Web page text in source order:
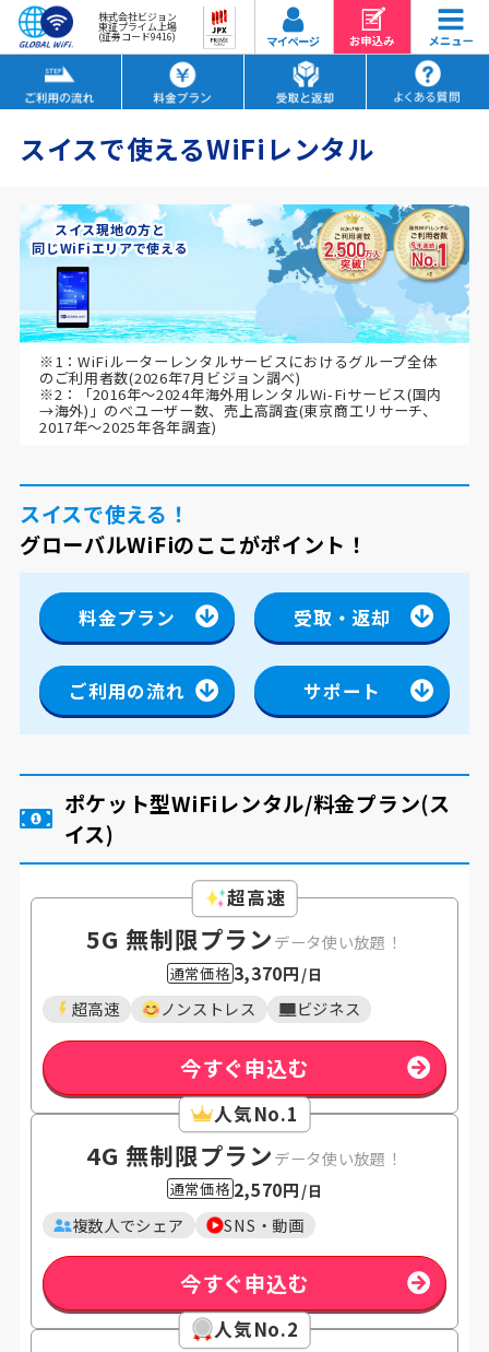
株式会社ビジョン
東証プライム上場
(証券コード9416)
スイスで使えるWiFiレンタル
スイス現地の方と
同じWiFiエリアで使える
※1：WiFiルーターレンタルサービスにおけるグループ全体
のご利用者数(2026年7月ビジョン調べ)
※2：「2016年～2024年海外用レンタルWi-Fiサービス(国内
→海外)」のべユーザー数、売上高調査(東京商工リサーチ、
2017年～2025年各年調査)
スイスで使える！
グローバルWiFiのここがポイント！
料金プラン 受取・返却
ご利用の流れ サポート
ポケット型WiFiレンタル/料金プラン(ス
イス)
超高速
5G 無制限プランデータ使い放題！
通常価格3,370円 /日
超高速 ノンストレス ビジネス
今すぐ申込む
人気No.1
4G 無制限プランデータ使い放題！
通常価格2,570円 /日
複数人でシェア SNS・動画
今すぐ申込む
人気No.2